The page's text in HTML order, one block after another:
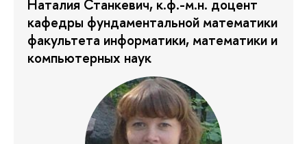
Наталия Станкевич, к.ф.-м.н. доцент
кафедры фундаментальной математики
факультета информатики, математики и
компьютерных наук